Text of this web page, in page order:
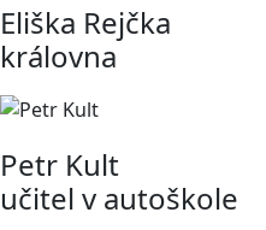
Eliška Rejčka
královna
Petr Kult
učitel v autoškole